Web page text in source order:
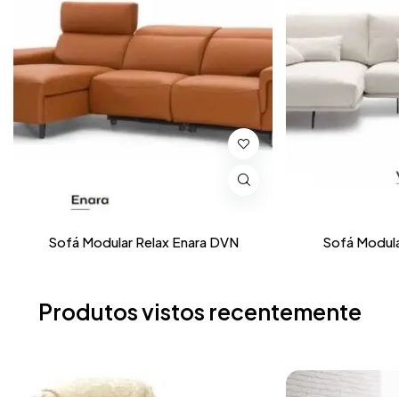
Sofá Modular Relax Enara DVN Sofá
Produtos vistos recentemente